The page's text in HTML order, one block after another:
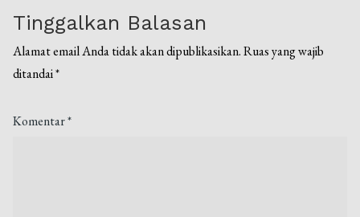
Tinggalkan Balasan
Alamat email Anda tidak akan dipublikasikan. Ruas yang wajib
ditandai*
Komentar*